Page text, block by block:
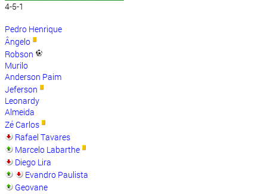
4-5-1
Pedro Henrique
Ângelo
Robson
Murilo
Anderson Paim
Jeferson
Leonardy
Almeida
Zé Carlos
Rafael Tavares
Marcelo Labarthe
Diego Lira
Evandro Paulista
Geovane